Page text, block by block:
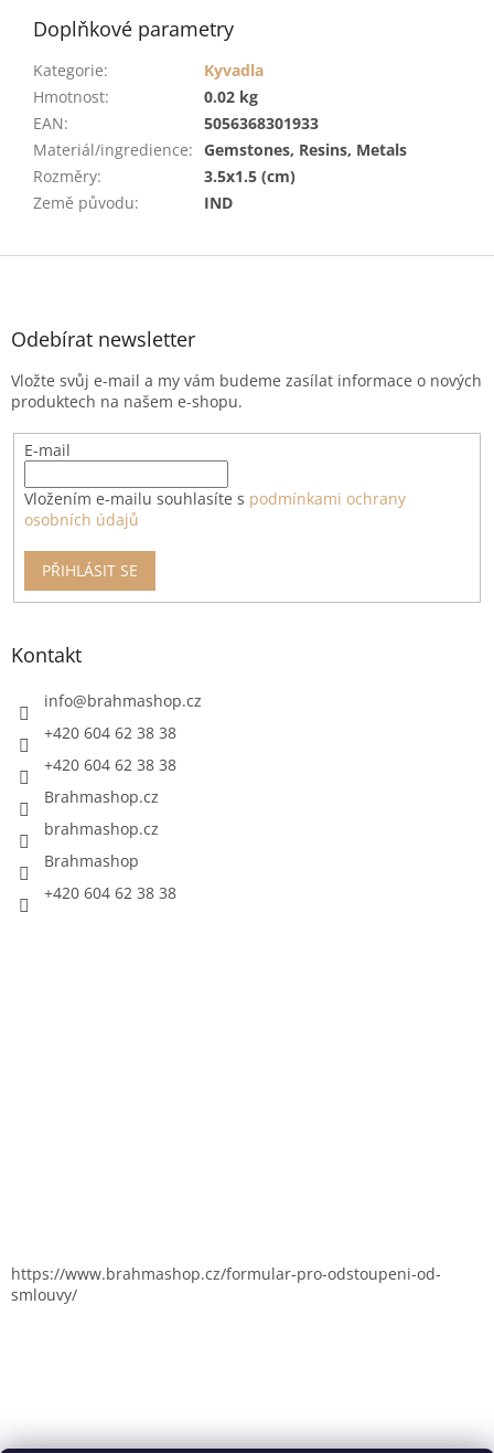
Doplňkové parametry
Kategorie:
Kyvadla
Hmotnost:
0.02 kg
EAN:
5056368301933
Materiál/ingredience: Gemstones, Resins, Metals
Rozměry:
3.5x1.5 (cm)
Země původu: IND
Z
Odebírat newsletter
Vložte svůj e-mail a my vám budeme zasílat informace o nových
produktech na našem e-shopu.
E-mail
Vložením e-mailu souhlasíte s podmínkami ochrany
osobních údajů
PŘIHLÁSIT SE
Kontakt
info@brahmashop.cz
+420 604 62 38 38
+420 604 62 38 38
Brahmashop.cz
brahmashop.cz
Brahmashop
+420 604 62 38 38
https://www.brahmashop.cz/formular-pro-odstoupeni-od-
smlouvy/